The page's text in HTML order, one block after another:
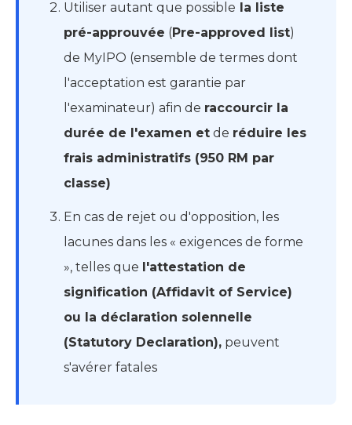
Utiliser autant que possible la liste
pré-approuvée (Pre-approved list)
de MyIPO (ensemble de termes dont
l'acceptation est garantie par
l'examinateur) afin de raccourcir la
durée de l'examen et de réduire les
frais administratifs (950 RM par
classe)
En cas de rejet ou d'opposition, les
lacunes dans les « exigences de forme
», telles que l'attestation de
signification (Affidavit of Service)
ou la déclaration solennelle
(Statutory Declaration), peuvent
s'avérer fatales